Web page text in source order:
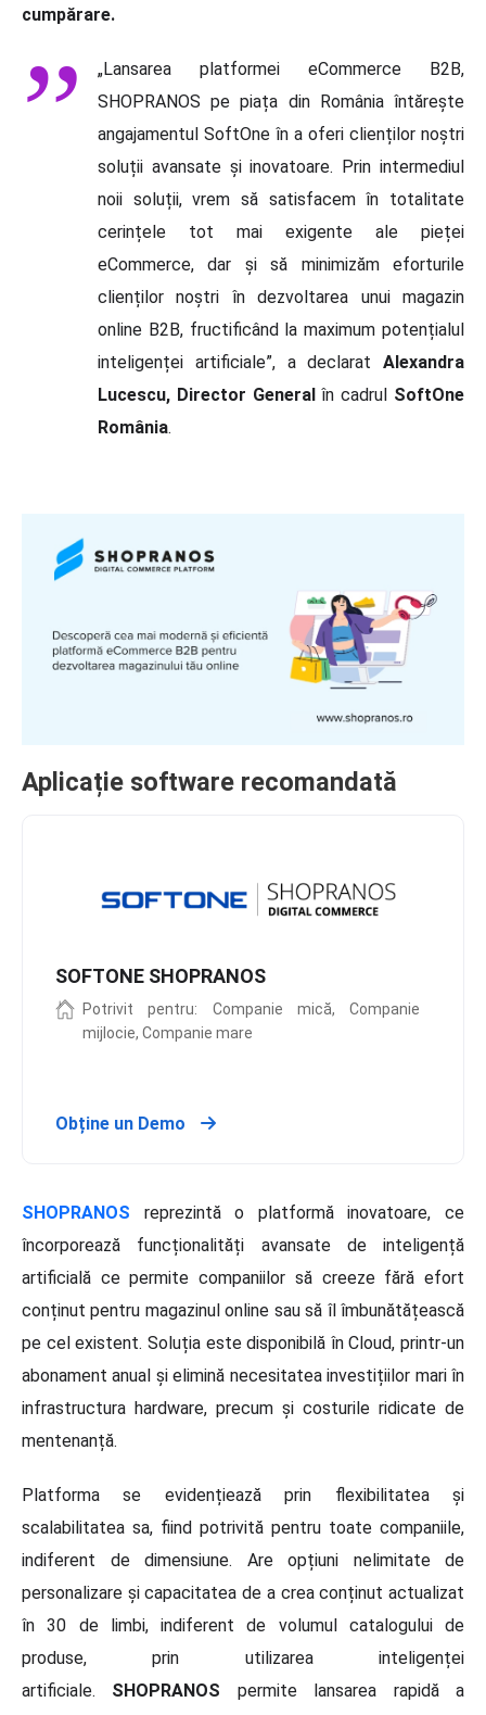
cumpărare.
„Lansarea platformei eCommerce B2B,
SHOPRANOS pe piața din România întărește
angajamentul SoftOne în a oferi clienților noștri
soluții avansate și inovatoare. Prin intermediul
noii soluții, vrem să satisfacem în totalitate
cerințele tot mai exigente ale pieței
eCommerce, dar și să minimizăm eforturile
clienților noștri în dezvoltarea unui magazin
online B2B, fructificând la maximum potențialul
inteligenței artificiale”, a declarat Alexandra
Lucescu, Director Generalîn cadrul SoftOne
România.
Aplicație software recomandată
SOFTONE SHOPRANOS
Potrivit pentru: Companie mică, Companie
mijlocie, Companie mare
Obține un Demo
SHOPRANOS reprezintă o platformă inovatoare, ce
încorporează funcționalități avansate de inteligență
artificială ce permite companiilor să creeze fără efort
conținut pentru magazinul online sau să îl îmbunătățească
pe cel existent. Soluția este disponibilă în Cloud, printr-un
abonament anual și elimină necesitatea investițiilor mari în
infrastructura hardware, precum și costurile ridicate de
mentenanță.
Platforma se evidențiează prin flexibilitatea și
scalabilitatea sa, fiind potrivită pentru toate companiile,
indiferent de dimensiune. Are opțiuni nelimitate de
personalizare și capacitatea de a crea conținut actualizat
în 30 de limbi, indiferent de volumul catalogului de
produse, prin utilizarea inteligenței
artificiale. SHOPRANOS permite lansarea rapidă a